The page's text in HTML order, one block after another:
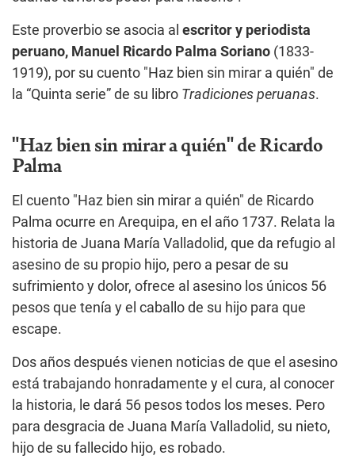
Este proverbio se asocia al escritor y periodista
peruano, Manuel Ricardo Palma Soriano (1833-
1919), por su cuento "Haz bien sin mirar a quién" de
la “Quinta serie” de su libro Tradiciones peruanas.
"Haz bien sin mirar a quién" de Ricardo
Palma
El cuento "Haz bien sin mirar a quién" de Ricardo
Palma ocurre en Arequipa, en el año 1737. Relata la
historia de Juana María Valladolid, que da refugio al
asesino de su propio hijo, pero a pesar de su
sufrimiento y dolor, ofrece al asesino los únicos 56
pesos que tenía y el caballo de su hijo para que
escape.
Dos años después vienen noticias de que el asesino
está trabajando honradamente y el cura, al conocer
la historia, le dará 56 pesos todos los meses. Pero
para desgracia de Juana María Valladolid, su nieto,
hijo de su fallecido hijo, es robado.